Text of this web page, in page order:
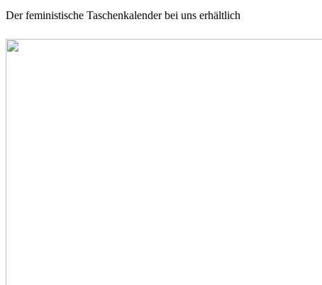
Der feministische Taschenkalender bei uns erhältlich